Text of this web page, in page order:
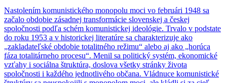
Nastolením komunistického monopolu moci vo februári 1948 sa
začalo obdobie zásadnej transformácie slovenskej a českej
spoločnosti podľa schém komunistickej ideológie. Trvalo v podstate
do roku 1953 a v historickej literatúre sa charakterizuje ako
„zakladateľské obdobie totalitného režimu“ alebo aj ako „horúca
fáza totalitárneho procesu“. Menil sa politický systém, ekonomické
vzťahy i sociálna štruktúra, doslova všetky stránky života
spoločnosti i každého jednotlivého občana. Vládnuce komunistické